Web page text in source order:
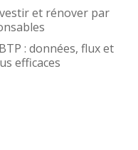
et rénover par
: données, flux et
efficaces